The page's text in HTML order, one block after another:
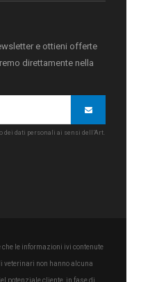
e ottieni offerte
direttamente nella
dati personali ai sensi dell’Art.
le informazioni ivi contenute
veterinari non hanno alcuna
potenziale cliente, in fase di